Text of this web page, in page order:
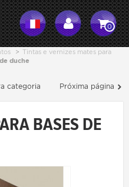
0
> Tintas e vernizes mates para
duche
Próxima página
categoria
BASES DE